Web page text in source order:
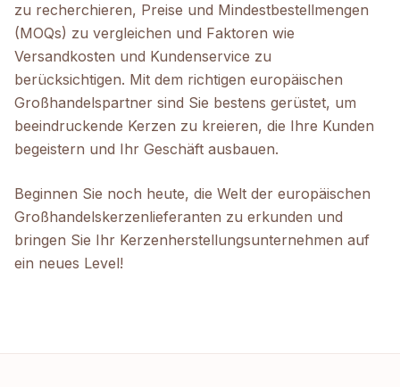
zu recherchieren, Preise und Mindestbestellmengen
(MOQs) zu vergleichen und Faktoren wie
Versandkosten und Kundenservice zu
berücksichtigen. Mit dem richtigen europäischen
Großhandelspartner sind Sie bestens gerüstet, um
beeindruckende Kerzen zu kreieren, die Ihre Kunden
begeistern und Ihr Geschäft ausbauen.
Beginnen Sie noch heute, die Welt der europäischen
Großhandelskerzenlieferanten zu erkunden und
bringen Sie Ihr Kerzenherstellungsunternehmen auf
ein neues Level!